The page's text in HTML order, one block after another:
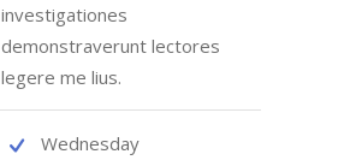
investigationes
demonstraverunt lectores
legere me lius.
Wednesday